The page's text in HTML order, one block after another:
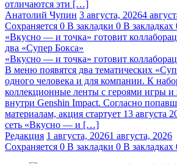
отличаются эти […]
Анатолий Чупин 3 августа, 20264
Сохраняется 0 В закладки 0 В закладках
«Вкусно — и точка» готовит
два «Супер Бокса»
«Вкусно — и точка» готовит
В меню появятся два тематических
одного человека и для компании. К
коллекционные ленты с героями игры и
внутри Genshin Impact. Согласно
материалам, акция стартует 13 августа
сеть «Вкусно — и […]
Редакция 1 августа, 20261 августа, 2026
Сохраняется 0 В закладки 0 В закладках